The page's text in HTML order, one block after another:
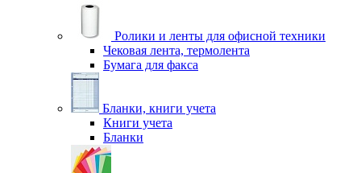
Ролики и ленты для офисной техники
Чековая лента, термолента
Бумага для факса
Бланки, книги учета
Книги учета
Бланки